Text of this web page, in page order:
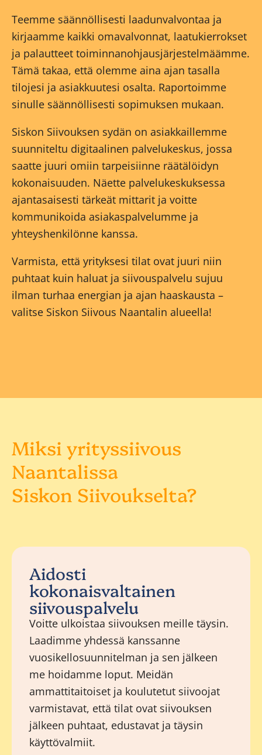
Teemme säännöllisesti laadunvalvontaa ja
kirjaamme kaikki omavalvonnat, laatukierrokset
ja palautteet toiminnanohjausjärjestelmäämme.
Tämä takaa, että olemme aina ajan tasalla
tilojesi ja asiakkuutesi osalta. Raportoimme
sinulle säännöllisesti sopimuksen mukaan.
Siskon Siivouksen sydän on asiakkaillemme
suunniteltu digitaalinen palvelukeskus, jossa
saatte juuri omiin tarpeisiinne räätälöidyn
kokonaisuuden. Näette palvelukeskuksessa
ajantasaisesti tärkeät mittarit ja voitte
kommunikoida asiakaspalvelumme ja
yhteyshenkilönne kanssa.
Varmista, että yrityksesi tilat ovat juuri niin
puhtaat kuin haluat ja siivouspalvelu sujuu
ilman turhaa energian ja ajan haaskausta –
valitse Siskon Siivous Naantalin alueella!
Miksi yrityssiivous
Naantalissa
Siskon Siivoukselta?
Aidosti
kokonaisvaltainen
siivouspalvelu
Voitte ulkoistaa siivouksen meille täysin.
Laadimme yhdessä kanssanne
vuosikellosuunnitelman ja sen jälkeen
me hoidamme loput. Meidän
ammattitaitoiset ja koulutetut siivoojat
varmistavat, että tilat ovat siivouksen
jälkeen puhtaat, edustavat ja täysin
käyttövalmiit.